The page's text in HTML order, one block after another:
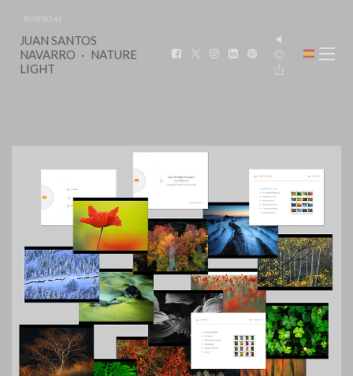
PONENCIAS
JUAN SANTOS
NAVARRO
NATURE
LIGHT